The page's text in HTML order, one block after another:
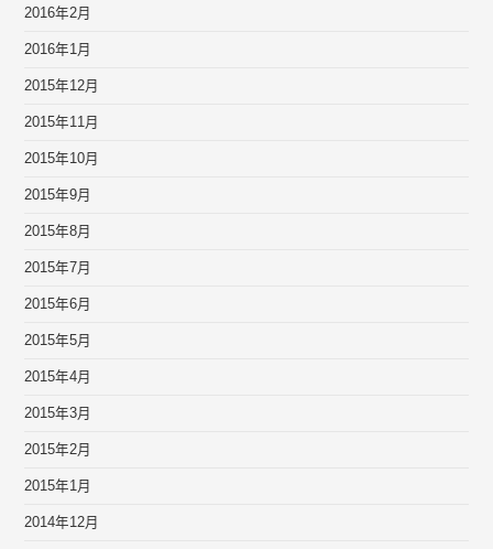
2016年2月
2016年1月
2015年12月
2015年11月
2015年10月
2015年9月
2015年8月
2015年7月
2015年6月
2015年5月
2015年4月
2015年3月
2015年2月
2015年1月
2014年12月